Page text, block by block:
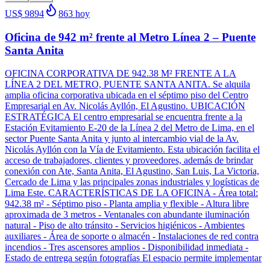
US$ 9894 863 hoy
Oficina de 942 m² frente al Metro Línea 2 – Puente
Santa Anita
OFICINA CORPORATIVA DE 942.38 M² FRENTE A LA
LÍNEA 2 DEL METRO, PUENTE SANTA ANITA. Se alquila
amplia oficina corporativa ubicada en el séptimo piso del Centro
Empresarial en Av. Nicolás Ayllón, El Agustino. UBICACIÓN
ESTRATÉGICA El centro empresarial se encuentra frente a la
Estación Evitamiento E-20 de la Línea 2 del Metro de Lima, en el
sector Puente Santa Anita y junto al intercambio vial de la Av.
Nicolás Ayllón con la Vía de Evitamiento. Esta ubicación facilita el
acceso de trabajadores, clientes y proveedores, además de brindar
conexión con Ate, Santa Anita, El Agustino, San Luis, La Victoria,
Cercado de Lima y las principales zonas industriales y logísticas de
Lima Este. CARACTERÍSTICAS DE LA OFICINA - Área total:
942.38 m² - Séptimo piso - Planta amplia y flexible - Altura libre
aproximada de 3 metros - Ventanales con abundante iluminación
natural - Piso de alto tránsito - Servicios higiénicos - Ambientes
auxiliares - Área de soporte o almacén - Instalaciones de red contra
incendios - Tres ascensores amplios - Disponibilidad inmediata -
Estado de entrega según fotografías El espacio permite implementar